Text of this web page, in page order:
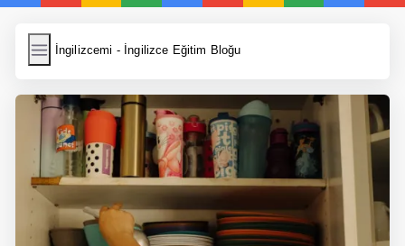
İngilizcemi - İngilizce Eğitim Bloğu
İngilizcemi
Resim Yükle
Wordpress Cache
Anasayfa
İngilizce Yemek Tarifleri